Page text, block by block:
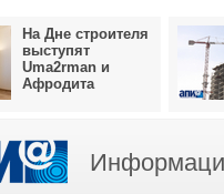
На Дне строителя
выступят
Uma2rman и
Афродита